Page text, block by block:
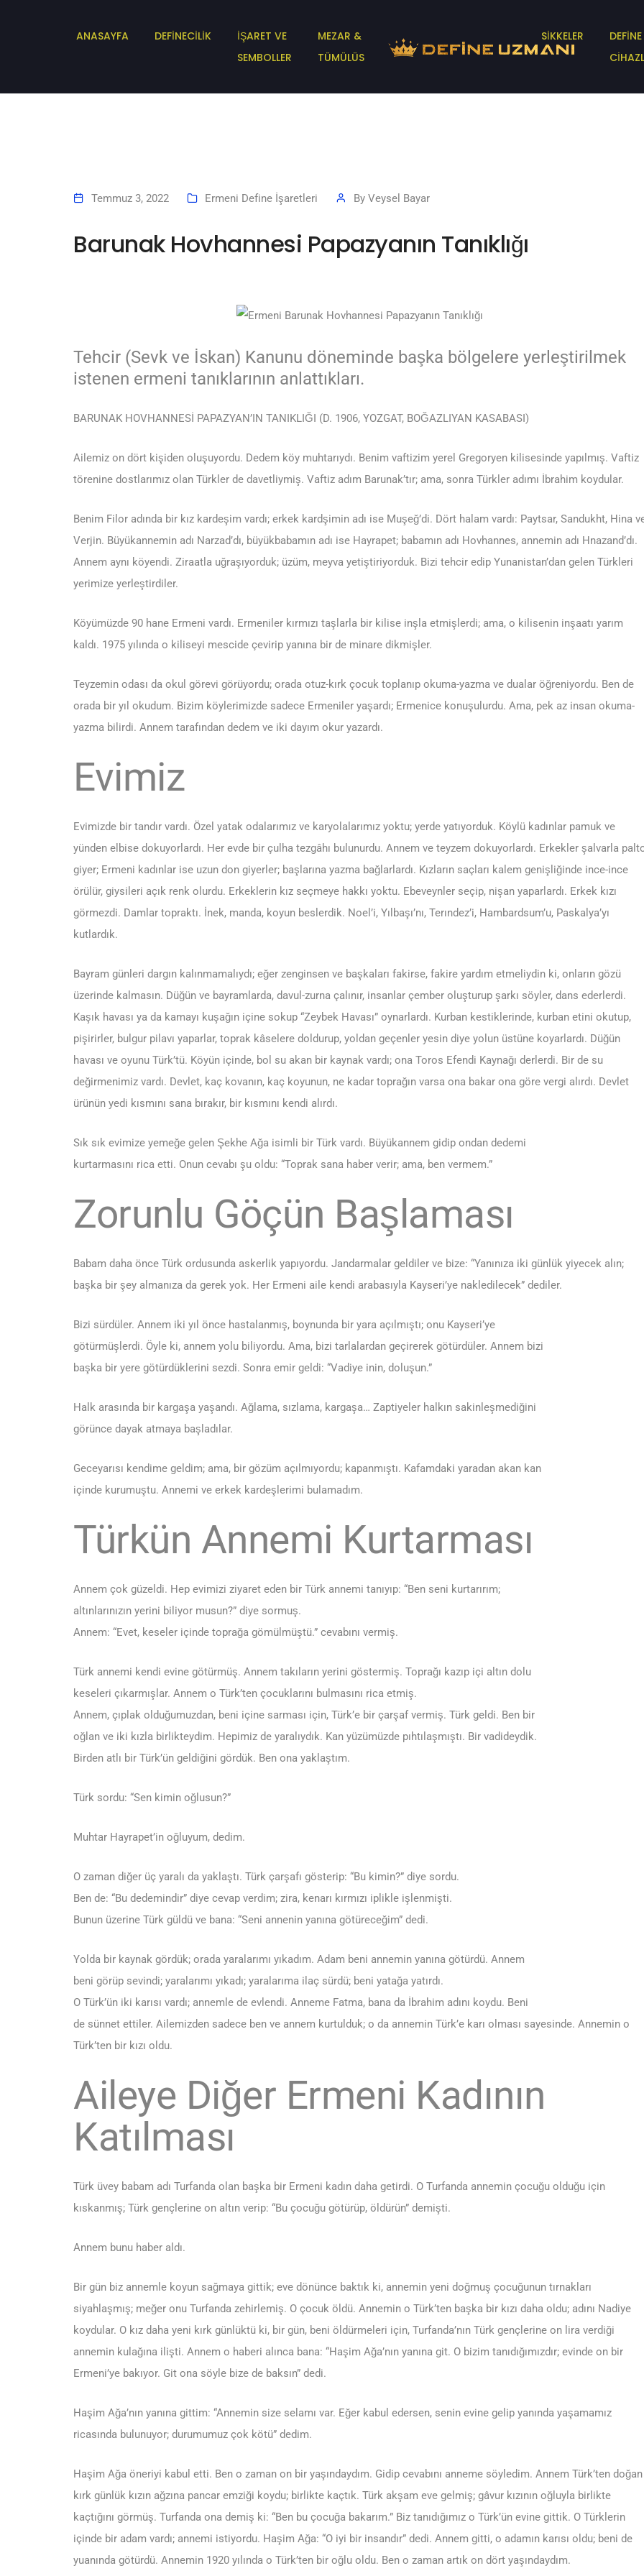
ANASAYFA DEFİNECİLİK
İŞARET VE
SEMBOLLER
MEZAR &
TÜMÜLÜS
SİKKELER
DEFİNE
Temmuz 3, 2022 Ermeni Define İşaretleri By Veysel Bayar
Barunak Hovhannesi Papazyanın Tanıklığı
Tehcir (Sevk ve İskan) Kanunu döneminde başka bölgelere yerleştirilmek
istenen ermeni tanıklarının anlattıkları.
BARUNAK HOVHANNESİ PAPAZYAN’IN TANIKLIĞI (D. 1906, YOZGAT, BOĞAZLIYAN KASABASI)
Ailemiz on dört kişiden oluşuyordu. Dedem köy muhtarıydı. Benim vaftizim yerel Gregoryen kilisesinde yapılmış. Vaftiz
törenine dostlarımız olan Türkler de davetliymiş. Vaftiz adım Barunak’tır; ama, sonra Türkler adımı İbrahim koydular.
Benim Filor adında bir kız kardeşim vardı; erkek kardşimin adı ise Muşeğ’di. Dört halam vardı: Paytsar, Sandukht, Hina
Verjin. Büyükannemin adı Narzad’dı, büyükbabamın adı ise Hayrapet; babamın adı Hovhannes, annemin adı Hnazand’dı.
Annem aynı köyendi. Ziraatla uğraşıyorduk; üzüm, meyva yetiştiriyorduk. Bizi tehcir edip Yunanistan’dan gelen Türkleri
yerimize yerleştirdiler.
Köyümüzde 90 hane Ermeni vardı. Ermeniler kırmızı taşlarla bir kilise inşla etmişlerdi; ama, o kilisenin inşaatı yarım
kaldı. 1975 yılında o kiliseyi mescide çevirip yanına bir de minare dikmişler.
Teyzemin odası da okul görevi görüyordu; orada otuz-kırk çocuk toplanıp okuma-yazma ve dualar öğreniyordu. Ben de
orada bir yıl okudum. Bizim köylerimizde sadece Ermeniler yaşardı; Ermenice konuşulurdu. Ama, pek az insan okuma-
yazma bilirdi. Annem tarafından dedem ve iki dayım okur yazardı.
Evimiz
Evimizde bir tandır vardı. Özel yatak odalarımız ve karyolalarımız yoktu; yerde yatıyorduk. Köylü kadınlar pamuk ve
yünden elbise dokuyorlardı. Her evde bir çulha tezgâhı bulunurdu. Annem ve teyzem dokuyorlardı. Erkekler şalvarla
giyer; Ermeni kadınlar ise uzun don giyerler; başlarına yazma bağlarlardı. Kızların saçları kalem genişliğinde ince-ince
örülür, giysileri açık renk olurdu. Erkeklerin kız seçmeye hakkı yoktu. Ebeveynler seçip, nişan yaparlardı. Erkek kızı
görmezdi. Damlar topraktı. İnek, manda, koyun beslerdik. Noel’i, Yılbaşı’nı, Terındez’i, Hambardsum’u, Paskalya’yı
kutlardık.
Bayram günleri dargın kalınmamalıydı; eğer zenginsen ve başkaları fakirse, fakire yardım etmeliydin ki, onların gözü
üzerinde kalmasın. Düğün ve bayramlarda, davul-zurna çalınır, insanlar çember oluşturup şarkı söyler, dans ederlerdi.
Kaşık havası ya da kamayı kuşağın içine sokup “Zeybek Havası” oynarlardı. Kurban kestiklerinde, kurban etini okutup,
pişirirler, bulgur pilavı yaparlar, toprak kâselere doldurup, yoldan geçenler yesin diye yolun üstüne koyarlardı. Düğün
havası ve oyunu Türk’tü. Köyün içinde, bol su akan bir kaynak vardı; ona Toros Efendi Kaynağı derlerdi. Bir de su
değirmenimiz vardı. Devlet, kaç kovanın, kaç koyunun, ne kadar toprağın varsa ona bakar ona göre vergi alırdı. Devlet
ürünün yedi kısmını sana bırakır, bir kısmını kendi alırdı.
Sık sık evimize yemeğe gelen Şekhe Ağa isimli bir Türk vardı. Büyükannem gidip ondan dedemi
kurtarmasını rica etti. Onun cevabı şu oldu: “Toprak sana haber verir; ama, ben vermem.”
Zorunlu Göçün Başlaması
Babam daha önce Türk ordusunda askerlik yapıyordu. Jandarmalar geldiler ve bize: “Yanınıza iki günlük yiyecek alın;
başka bir şey almanıza da gerek yok. Her Ermeni aile kendi arabasıyla Kayseri’ye nakledilecek” dediler.
Bizi sürdüler. Annem iki yıl önce hastalanmış, boynunda bir yara açılmıştı; onu Kayseri’ye
götürmüşlerdi. Öyle ki, annem yolu biliyordu. Ama, bizi tarlalardan geçirerek götürdüler. Annem bizi
başka bir yere götürdüklerini sezdi. Sonra emir geldi: “Vadiye inin, doluşun.”
Halk arasında bir kargaşa yaşandı. Ağlama, sızlama, kargaşa… Zaptiyeler halkın sakinleşmediğini
görünce dayak atmaya başladılar.
Geceyarısı kendime geldim; ama, bir gözüm açılmıyordu; kapanmıştı. Kafamdaki yaradan akan kan
içinde kurumuştu. Annemi ve erkek kardeşlerimi bulamadım.
Türkün Annemi Kurtarması
Annem çok güzeldi. Hep evimizi ziyaret eden bir Türk annemi tanıyıp: “Ben seni kurtarırım;
altınlarınızın yerini biliyor musun?” diye sormuş.
Annem: “Evet, keseler içinde toprağa gömülmüştü.” cevabını vermiş.
Türk annemi kendi evine götürmüş. Annem takıların yerini göstermiş. Toprağı kazıp içi altın dolu
keseleri çıkarmışlar. Annem o Türk’ten çocuklarını bulmasını rica etmiş.
Annem, çıplak olduğumuzdan, beni içine sarması için, Türk’e bir çarşaf vermiş. Türk geldi. Ben bir
oğlan ve iki kızla birlikteydim. Hepimiz de yaralıydık. Kan yüzümüzde pıhtılaşmıştı. Bir vadideydik.
Birden atlı bir Türk’ün geldiğini gördük. Ben ona yaklaştım.
Türk sordu: “Sen kimin oğlusun?”
Muhtar Hayrapet’in oğluyum, dedim.
O zaman diğer üç yaralı da yaklaştı. Türk çarşafı gösterip: “Bu kimin?” diye sordu.
Ben de: “Bu dedemindir” diye cevap verdim; zira, kenarı kırmızı iplikle işlenmişti.
Bunun üzerine Türk güldü ve bana: “Seni annenin yanına götüreceğim” dedi.
Yolda bir kaynak gördük; orada yaralarımı yıkadım. Adam beni annemin yanına götürdü. Annem
beni görüp sevindi; yaralarımı yıkadı; yaralarıma ilaç sürdü; beni yatağa yatırdı.
O Türk’ün iki karısı vardı; annemle de evlendi. Anneme Fatma, bana da İbrahim adını koydu. Beni
de sünnet ettiler. Ailemizden sadece ben ve annem kurtulduk; o da annemin Türk’e karı olması sayesinde. Annemin o
Türk’ten bir kızı oldu.
Aileye Diğer Ermeni Kadının
Katılması
Türk üvey babam adı Turfanda olan başka bir Ermeni kadın daha getirdi. O Turfanda annemin çocuğu olduğu için
kıskanmış; Türk gençlerine on altın verip: “Bu çocuğu götürüp, öldürün” demişti.
Annem bunu haber aldı.
Bir gün biz annemle koyun sağmaya gittik; eve dönünce baktık ki, annemin yeni doğmuş çocuğunun tırnakları
siyahlaşmış; meğer onu Turfanda zehirlemiş. O çocuk öldü. Annemin o Türk’ten başka bir kızı daha oldu; adını Nadiye
koydular. O kız daha yeni kırk günlüktü ki, bir gün, beni öldürmeleri için, Turfanda’nın Türk gençlerine on lira verdiği
annemin kulağına ilişti. Annem o haberi alınca bana: “Haşim Ağa’nın yanına git. O bizim tanıdığımızdır; evinde on bir
Ermeni’ye bakıyor. Git ona söyle bize de baksın” dedi.
Haşim Ağa’nın yanına gittim: “Annemin size selamı var. Eğer kabul edersen, senin evine gelip yanında yaşamamız
ricasında bulunuyor; durumumuz çok kötü” dedim.
Haşim Ağa öneriyi kabul etti. Ben o zaman on bir yaşındaydım. Gidip cevabını anneme söyledim. Annem Türk’ten doğan
kırk günlük kızın ağzına pancar emziği koydu; birlikte kaçtık. Türk akşam eve gelmiş; gâvur kızının oğluyla birlikte
kaçtığını görmüş. Turfanda ona demiş ki: “Ben bu çocuğa bakarım.” Biz tanıdığımız o Türk’ün evine gittik. O Türklerin
içinde bir adam vardı; annemi istiyordu. Haşim Ağa: “O iyi bir insandır” dedi. Annem gitti, o adamın karısı oldu; beni de
yuanında götürdü. Annemin 1920 yılında o Türk’ten bir oğlu oldu. Ben o zaman artık on dört yaşındaydım.